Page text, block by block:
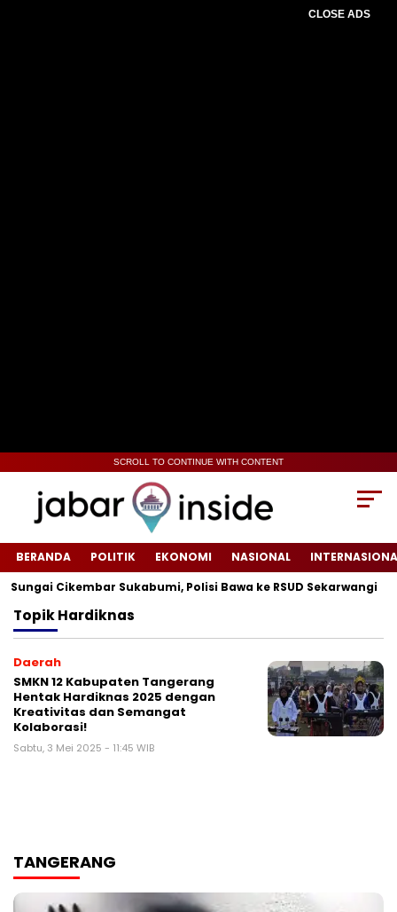
CLOSE ADS
SCROLL TO CONTINUE WITH CONTENT
BERANDA POLITIK EKONOMI NASIONAL
Cikembar Sukabumi, Polisi Bawa ke RSUD Sekarwangi‎
TopikHardiknas
Daerah
SMKN 12 Kabupaten Tangerang
Hentak Hardiknas 2025 dengan
Kreativitas dan Semangat
Kolaborasi!
Sabtu, 3 Mei 2025 - 11:45 WIB
TANGERANG